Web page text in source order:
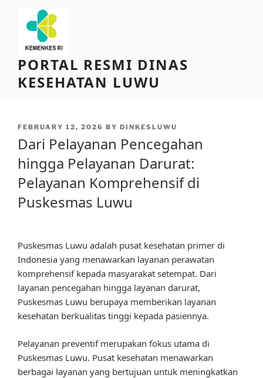
content
PORTAL RESMI DINAS
KESEHATAN LUWU
POSTED
FEBRUARY 12, 2026 BY DINKESLUWU
Dari Pelayanan Pencegahan
hingga Pelayanan Darurat:
Pelayanan Komprehensif di
Puskesmas Luwu
Puskesmas Luwu adalah pusat kesehatan primer di
Indonesia yang menawarkan layanan perawatan
komprehensif kepada masyarakat setempat. Dari
layanan pencegahan hingga layanan darurat,
Puskesmas Luwu berupaya memberikan layanan
kesehatan berkualitas tinggi kepada pasiennya.
Pelayanan preventif merupakan fokus utama di
Puskesmas Luwu. Pusat kesehatan menawarkan
berbagai layanan yang bertujuan untuk meningkatkan